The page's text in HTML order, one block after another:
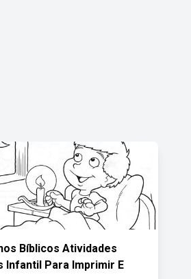
Bíblicos Atividades
Infantil Para Imprimir E